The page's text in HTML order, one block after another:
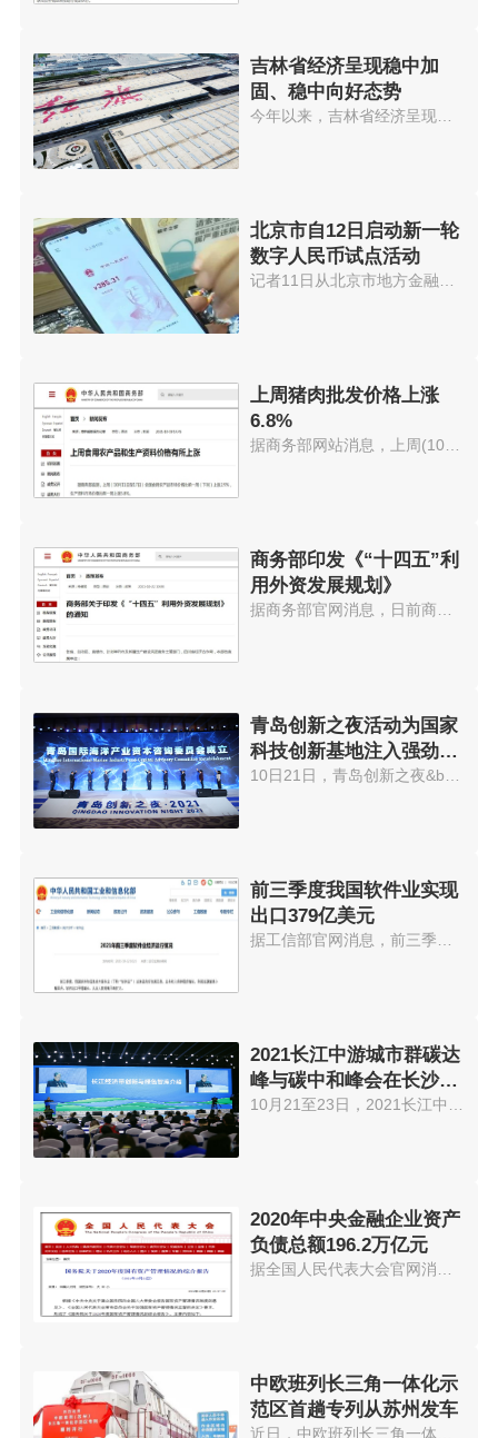
吉林省经济呈现稳中加
固、稳中向好态势
今年以来，吉林省经济呈现稳中加...
北京市自12日启动新一轮
数字人民币试点活动
上周猪肉批发价格上涨
6.8%
据商务部网站消息，上周(10月11...
商务部印发《“十四五”利
用外资发展规划》
据商务部官网消息，日前商务部印...
青岛创新之夜活动为国家
科技创新基地注入强劲动
能
前三季度我国软件业实现
出口379亿美元
2021长江中游城市群碳达
峰与碳中和峰会在长沙举
办
2020年中央金融企业资产
负债总额196.2万亿元
中欧班列长三角一体化示
范区首趟专列从苏州发车